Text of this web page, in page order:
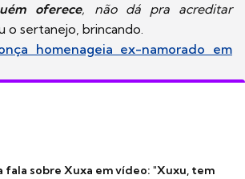
oferece, não dá pra acreditar
o sertanejo, brincando.
homenageia ex-namorado em
fala sobre Xuxa em vídeo: "Xuxu, tem